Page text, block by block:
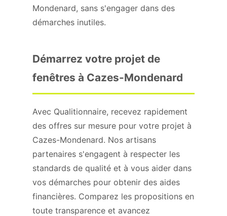
Mondenard, sans s'engager dans des
démarches inutiles.
Démarrez votre projet de
fenêtres à Cazes-Mondenard
Avec Qualitionnaire, recevez rapidement
des offres sur mesure pour votre projet à
Cazes-Mondenard. Nos artisans
partenaires s'engagent à respecter les
standards de qualité et à vous aider dans
vos démarches pour obtenir des aides
financières. Comparez les propositions en
toute transparence et avancez